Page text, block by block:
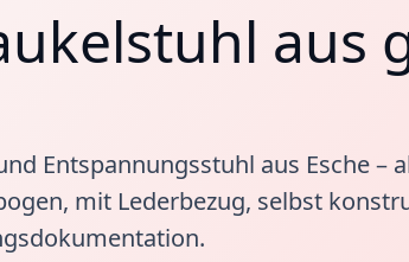
aus
Entspannungsstuhl aus Esche –
mit Lederbezug, selbst